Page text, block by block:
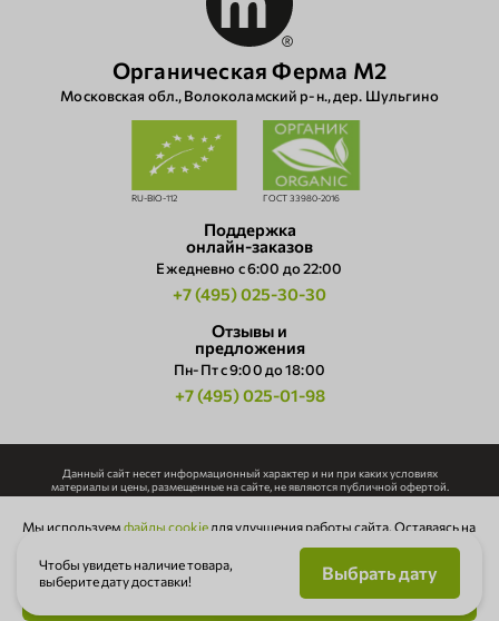
Чтобы увидеть наличие товара,
выберите дату доставки!
Выбрать дату
Органическая Ферма М2
Московская обл., Волоколамский р‑н., дер. Шульгино
RU-BIO-112 ГОСТ 33980-2016
Поддержка
онлайн-заказов
Ежедневно c 6:00 до 22:00
+7 (495) 025-30-30
Отзывы и
предложения
Пн-Пт с 9:00 до 18:00
+7 (495) 025-01-98
Данный сайт несет информационный характер и ни при каких условиях
материалы и цены, размещенные на сайте, не являются публичной офертой.
письменного согласия правообладателя.
Политика конфиденциальности
Cогласие на обработку персональных данных
Публичная оферта
Мы используем файлы cookie для улучшения работы сайта. Оставаясь на